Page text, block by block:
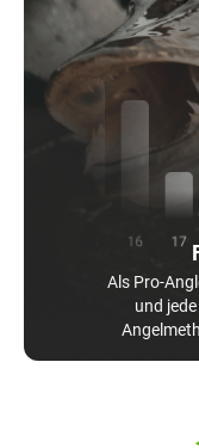
Als Pro-
und